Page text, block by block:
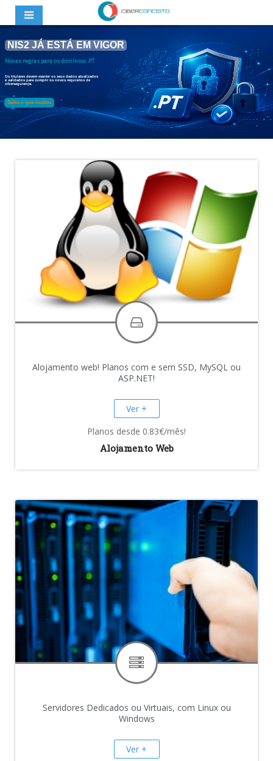
NIS2 JÁ ESTÁ EM VIGOR
Novas regras para os domínios .PT
Saiba o que mudou
Os titulares devem manter os seus dados atualizados
e validados para cumprir os novos requisitos de
cibersegurança.
Alojamento web! Planos com e sem SSD, MySQL ou
ASP.NET!
Ver +
Planos desde 0.83€/mês!
Alojamento Web
Servidores Dedicados ou Virtuais, com Linux ou
Windows
Ver +